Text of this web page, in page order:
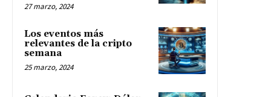
27 marzo, 2024
Los eventos más
relevantes de la cripto
semana
25 marzo, 2024